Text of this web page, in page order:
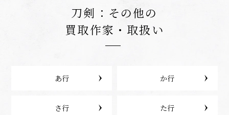
刀剣：その他の
買取作家・取扱い
あ行 か行
さ行 た行